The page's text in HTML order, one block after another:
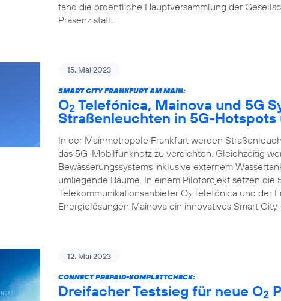
fand die ordentliche Hauptversammlung der
Präsenz statt.
15. Mai 2023
SMART CITY FRANKFURT AM MAIN:
O2 Telefónica, Mainova und 5G
Straßenleuchten in 5G-
In der Mainmetropole Frankfurt werden
das 5G-Mobilfunknetz zu verdichten. Gleichzeitig
Bewässerungssystems inklusive externem
umliegende Bäume. In einem Pilotprojekt setzen die
Telekommunikationsanbieter O2 Telefónica und der
Energielösungen Mainova ein innovatives Smart
12. Mai 2023
CONNECT PREPAID-KOMPLETTCHECK:
Dreifacher Testsieg für neue O2